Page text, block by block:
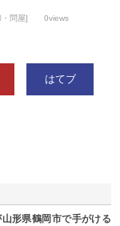
問屋] 0views
はてブ
形県鶴岡市で手がける